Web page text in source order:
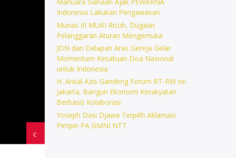
Manuara Siahaan Ajak PEWARNA
Indonesia Lakukan Pengawasan
Munas III MUKI Ricuh, Dugaan
Pelanggaran Aturan Mengemuka
JDN dan Delapan Aras Gereja Gelar
Momentum Kesatuan Doa Nasional
untuk Indonesia
H. Arisal Azis Gandeng Forum RT-RW se-
Jakarta, Bangun Ekonomi Kerakyatan
Berbasis Kolaborasi
Yoseph Dasi Djawa Terpilih Aklamasi
Pimpin PA GMNI NTT